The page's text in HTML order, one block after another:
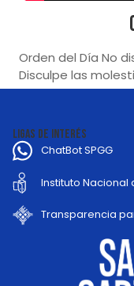
Orden del Día No
Disculpe las
LIGAS DE INTERÉS
ChatBot SPGG
Instituto Nacional
Transparencia